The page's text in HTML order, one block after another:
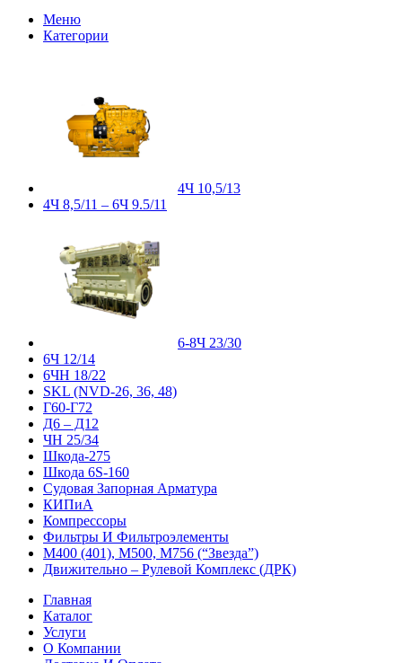
Меню
Категории
4Ч 10,5/13
4Ч 8,5/11 – 6Ч 9.5/11
6-8Ч 23/30
6Ч 12/14
6ЧН 18/22
SKL (NVD-26, 36, 48)
Г60-Г72
Д6 – Д12
ЧН 25/34
Шкода-275
Шкода 6S-160
Судовая Запорная Арматура
КИПиА
Компрессоры
Фильтры И Фильтроэлементы
М400 (401), М500, М756 (“Звезда”)
Движительно – Рулевой Комплекс (ДРК)
Главная
Каталог
Услуги
О Компании